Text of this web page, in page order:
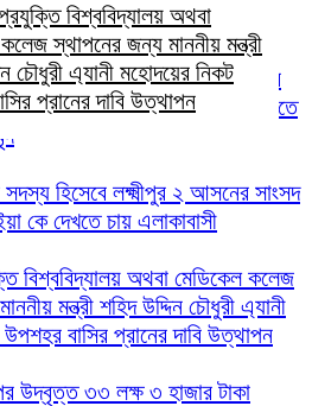
বিশ্ববিদ্যালয় অথবা
স্থাপনের জন্য মাননীয় মন্ত্রী
চৌধুরী এ্যানী মহোদয়ের নিকট
প্রানের দাবি উত্থাপন
পুলিশের পুষ্পস্তবক অর্পণ
বাজার ডিগ্রি কলেজ পরিচালনা পর্ষদের
ইকবাল হোসেন চৌধুরী জুয়েল কে দেখতে
সদস্য হিসেবে লক্ষ্মীপুর ২ আসনের সাংসদ
কে দেখতে চায় এলাকাবাসী
বিশ্ববিদ্যালয় অথবা মেডিকেল কলেজ
মন্ত্রী শহিদ উদ্দিন চৌধুরী এ্যানী
বাসির প্রানের দাবি উত্থাপন
উদ্বৃত্ত ৩৩ লক্ষ ৩ হাজার টাকা